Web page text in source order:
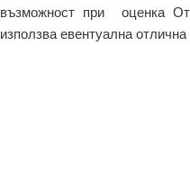
възможност при оценка
използва евентуална